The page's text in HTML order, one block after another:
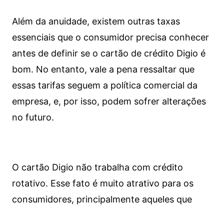
Além da anuidade, existem outras taxas
essenciais que o consumidor precisa conhecer
antes de definir se o cartão de crédito Digio é
bom. No entanto, vale a pena ressaltar que
essas tarifas seguem a política comercial da
empresa, e, por isso, podem sofrer alterações
no futuro.
O cartão Digio não trabalha com crédito
rotativo. Esse fato é muito atrativo para os
consumidores, principalmente aqueles que